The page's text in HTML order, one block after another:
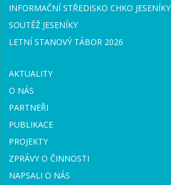
INFORMAČNÍ STŘEDISKO CHKO JESENÍKY
SOUTĚŽ JESENÍKY
LETNÍ STANOVÝ TÁBOR 2026
AKTUALITY
O NÁS
PARTNEŘI
PUBLIKACE
PROJEKTY
ZPRÁVY O ČINNOSTI
NAPSALI O NÁS